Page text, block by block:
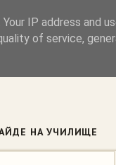
НА УЧИЛИЩЕ
IP address and
of service,